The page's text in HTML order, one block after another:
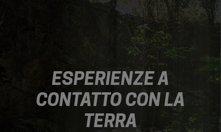
ESPERIENZE A
CONTATTO CON LA
TERRA